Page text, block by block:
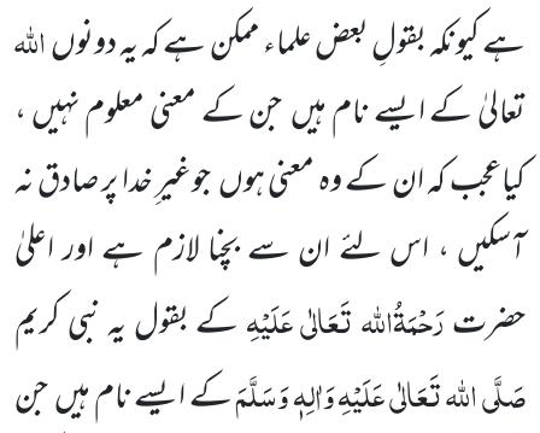
ہے کیونکہ بقولِ بعض علماء ممکن ہے کہ یہ دونوںاللہ
تعالیٰ کے ایسے نام ہیں جن کے معنی معلوم نہیں ،
کیاعجب کہ ان کے وہ معنی ہوں جوغیر ِخدا پر صادق نہ
آسکیں ، اس لئے ان سے بچنا لازم ہے اور اعلیٰ
حضرترَحْمَۃُاللہ تَعَالٰی عَلَیْہِکے بقول یہ نبی کریم
صَلَّی اللہ تَعَالٰی عَلَیْہِ وَاٰلِہٖ وَسَلَّمَکے ایسے نام ہیں جن